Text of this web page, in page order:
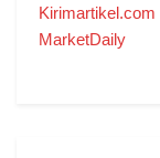
Kirimartikel.com
MarketDaily